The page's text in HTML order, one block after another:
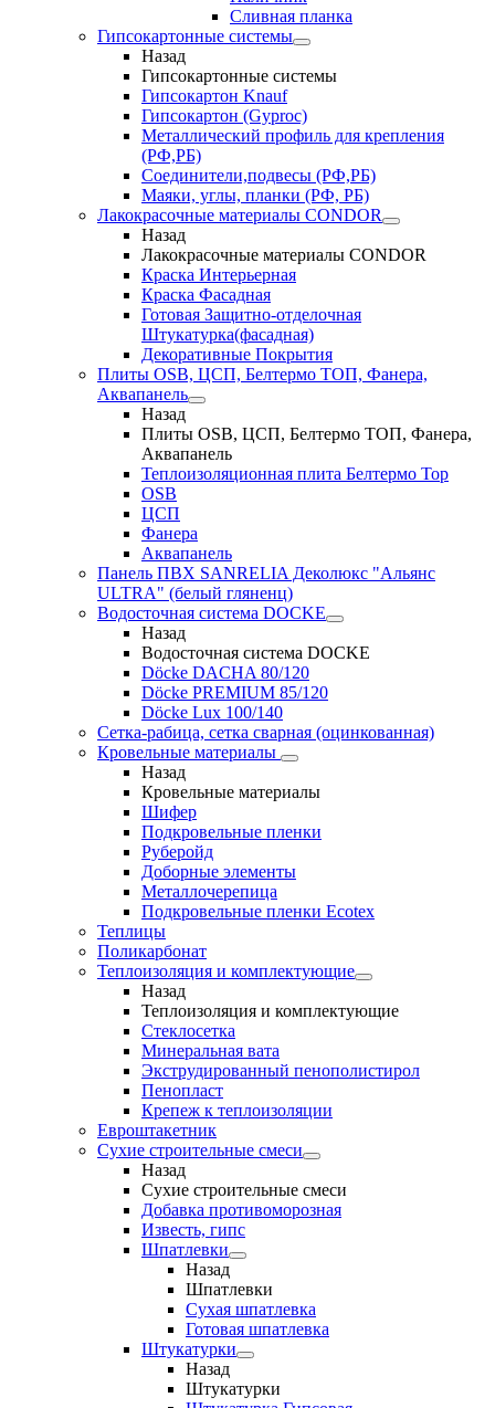
Сливная планка
Гипсокартонные системы
Назад
Гипсокартонные системы
Гипсокартон Knauf
Гипсокартон (Gyproc)
Металлический профиль для крепления
(РФ,РБ)
Соединители,подвесы (РФ,РБ)
Маяки, углы, планки (РФ, РБ)
Лакокрасочные материалы CONDOR
Назад
Лакокрасочные материалы CONDOR
Краска Интерьерная
Краска Фасадная
Готовая Защитно-отделочная
Штукатурка(фасадная)
Декоративные Покрытия
Плиты OSB, ЦСП, Белтермо ТОП, Фанера,
Аквапанель
Назад
Плиты OSB, ЦСП, Белтермо ТОП, Фанера,
Аквапанель
Теплоизоляционная плита Белтермо Top
OSB
ЦСП
Фанера
Аквапанель
Панель ПВХ SANRELIA Деколюкс "Альянс
ULTRA" (белый гляненц)
Водосточная система DOCKE
Назад
Водосточная система DOCKE
Döсkе DACHA 80/120
Döcke PREMIUM 85/120
Döсkе Luх 100/140
Сетка-рабица, сетка сварная (оцинкованная)
Кровельные материалы
Назад
Кровельные материалы
Шифер
Подкровельные пленки
Руберойд
Доборные элементы
Металлочерепица
Подкровельные пленки Ecotex
Теплицы
Поликарбонат
Теплоизоляция и комплектующие
Назад
Теплоизоляция и комплектующие
Стеклосетка
Минеральная вата
Экструдированный пенополистирол
Пенопласт
Крепеж к теплоизоляции
Евроштакетник
Сухие строительные смеси
Назад
Сухие строительные смеси
Добавка противоморозная
Известь, гипс
Шпатлевки
Назад
Шпатлевки
Сухая шпатлевка
Готовая шпатлевка
Штукатурки
Назад
Штукатурки